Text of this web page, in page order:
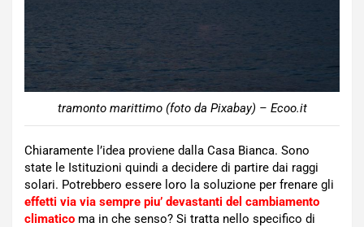
tramonto marittimo (foto da Pixabay) – Ecoo.it
Chiaramente l’idea proviene dalla Casa Bianca. Sono
state le Istituzioni quindi a decidere di partire dai raggi
solari. Potrebbero essere loro la soluzione per frenare gli
effetti via via sempre piu’ devastanti del cambiamento
climatico ma in che senso? Si tratta nello specifico di